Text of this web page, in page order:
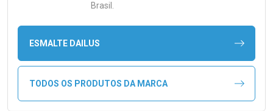
Brasil.
ESMALTE DAILUS
TODOS OS PRODUTOS DA MARCA